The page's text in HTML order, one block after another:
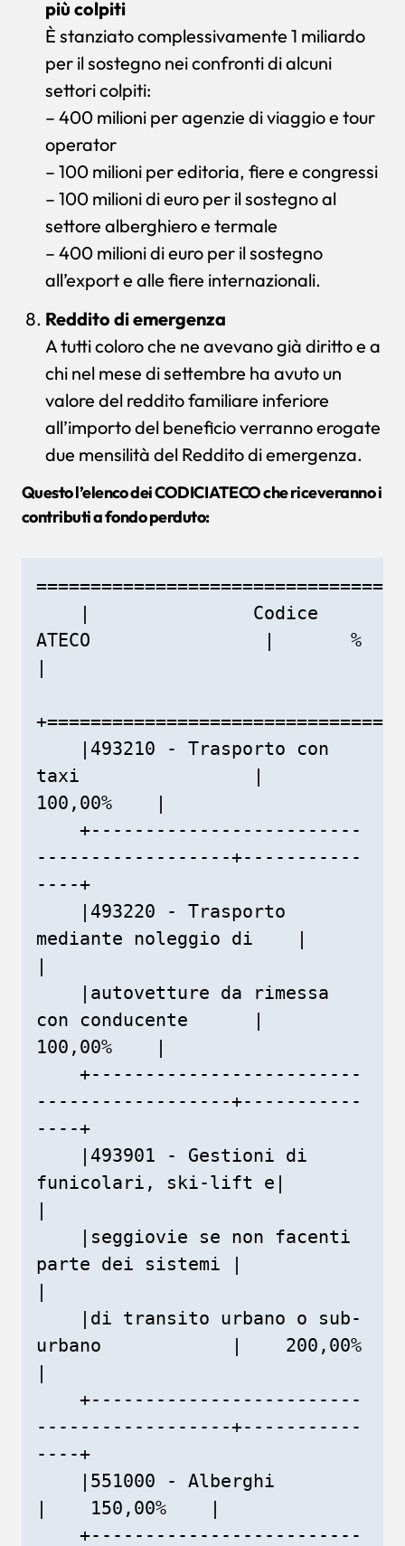
più colpiti
È stanziato complessivamente 1 miliardo
per il sostegno nei confronti di alcuni
settori colpiti:
– 400 milioni per agenzie di viaggio e tour
operator
– 100 milioni per editoria, fiere e congressi
– 100 milioni di euro per il sostegno al
settore alberghiero e termale
– 400 milioni di euro per il sostegno
all’export e alle fiere internazionali.
Reddito di emergenza
A tutti coloro che ne avevano già diritto e a
chi nel mese di settembre ha avuto un
valore del reddito familiare inferiore
all’importo del beneficio verranno erogate
due mensilità del Reddito di emergenza.
Questo l’elenco dei CODICI ATECO che riceveranno i
contributi a fondo perduto:
ATECO                |       %
|
taxi                |
100,00%    |
------------------+-----------
----+
mediante noleggio di    |
|
con conducente      |
100,00%    |
------------------+-----------
----+
funicolari, ski-lift e|
|
parte dei sistemi |
|
urbano            |    200,00%
|
------------------+-----------
----+
|    150,00%    |